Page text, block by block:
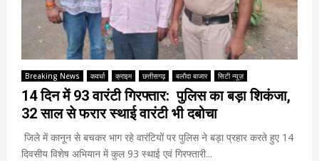
Breaking News कवर्धा क्राइम छत्तीसगढ़ बलौदा बाजार सिटी न्यूज़
14 दिन में 93 वारंटी गिरफ्तार: पुलिस का बड़ा शिकंजा,
32 साल से फरार स्थाई वारंटी भी दबोचा
जिले में कानून से बचकर भाग रहे वारंटियों पर पुलिस ने बड़ा प्रहार करते हुए 14
दिवसीय विशेष अभियान में कुल 93 स्थाई एवं गिरफ्तारी...